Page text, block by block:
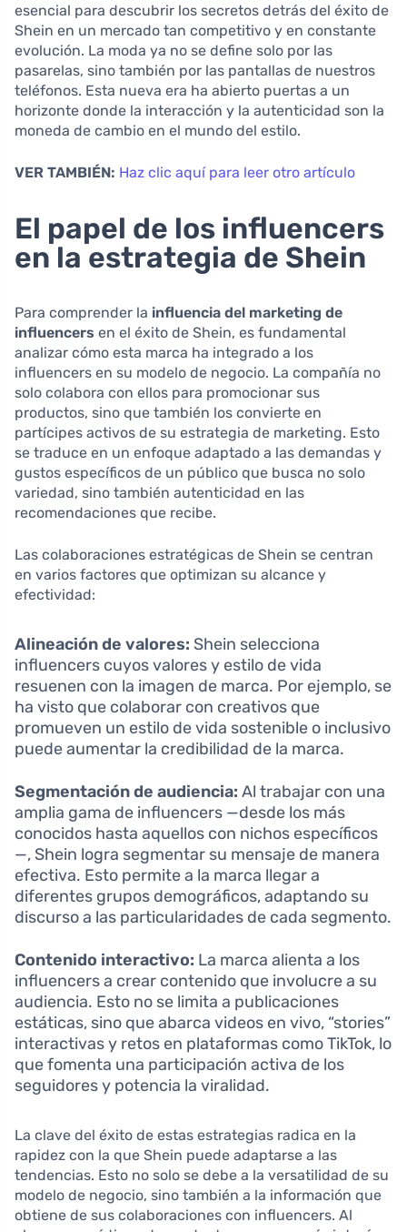
esencial para descubrir los secretos detrás del éxito de
Shein en un mercado tan competitivo y en constante
evolución. La moda ya no se define solo por las
pasarelas, sino también por las pantallas de nuestros
teléfonos. Esta nueva era ha abierto puertas a un
horizonte donde la interacción y la autenticidad son la
moneda de cambio en el mundo del estilo.
VER TAMBIÉN: Haz clic aquí para leer otro artículo
El papel de los influencers
en la estrategia de Shein
Para comprender la influencia del marketing de
influencers en el éxito de Shein, es fundamental
analizar cómo esta marca ha integrado a los
influencers en su modelo de negocio. La compañía no
solo colabora con ellos para promocionar sus
productos, sino que también los convierte en
partícipes activos de su estrategia de marketing. Esto
se traduce en un enfoque adaptado a las demandas y
gustos específicos de un público que busca no solo
variedad, sino también autenticidad en las
recomendaciones que recibe.
Las colaboraciones estratégicas de Shein se centran
en varios factores que optimizan su alcance y
efectividad:
Alineación de valores: Shein selecciona
influencers cuyos valores y estilo de vida
resuenen con la imagen de marca. Por ejemplo, se
ha visto que colaborar con creativos que
promueven un estilo de vida sostenible o inclusivo
puede aumentar la credibilidad de la marca.
Segmentación de audiencia: Al trabajar con una
amplia gama de influencers —desde los más
conocidos hasta aquellos con nichos específicos
—, Shein logra segmentar su mensaje de manera
efectiva. Esto permite a la marca llegar a
diferentes grupos demográficos, adaptando su
discurso a las particularidades de cada segmento.
Contenido interactivo: La marca alienta a los
influencers a crear contenido que involucre a su
audiencia. Esto no se limita a publicaciones
estáticas, sino que abarca videos en vivo, “stories”
interactivas y retos en plataformas como TikTok, lo
que fomenta una participación activa de los
seguidores y potencia la viralidad.
La clave del éxito de estas estrategias radica en la
rapidez con la que Shein puede adaptarse a las
tendencias. Esto no solo se debe a la versatilidad de su
modelo de negocio, sino también a la información que
obtiene de sus colaboraciones con influencers. Al